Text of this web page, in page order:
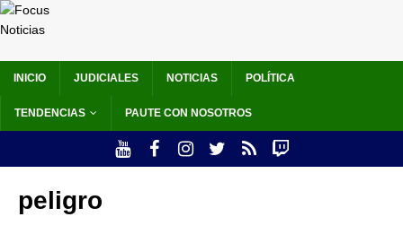
INICIO JUDICIALES NOTICIAS POLÍTICA
TENDENCIAS PAUTE CON NOSOTROS
peligro